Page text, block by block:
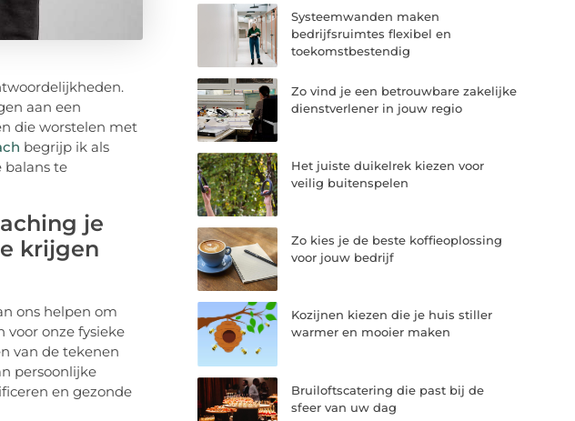
aan een
die worstelen met
begrijp ik als
balans te
je
krijgen
ons helpen om
voor onze fysieke
van de tekenen
persoonlijke
en gezonde
Systeemwanden maken
bedrijfsruimtes flexibel en
toekomstbestendig
Zo vind je een betrouwbare zakelijke
dienstverlener in jouw regio
Het juiste duikelrek kiezen voor
veilig buitenspelen
Zo kies je de beste koffieoplossing
voor jouw bedrijf
Kozijnen kiezen die je huis stiller
warmer en mooier maken
Bruiloftscatering die past bij de
sfeer van uw dag